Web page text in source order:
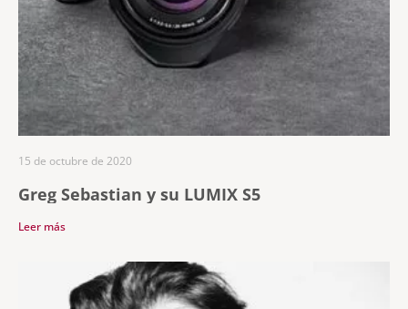
Greg Sebastian y su LUMIX S5
15 de octubre de 2020
Leer más